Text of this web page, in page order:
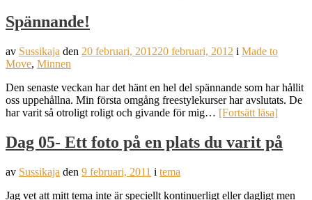
Spännande!
av Sussikaja den 20 februari, 201220 februari, 2012 i Made to
Move, Minnen
Den senaste veckan har det hänt en hel del spännande som har hållit
oss uppehållna. Min första omgång freestylekurser har avslutats. De
har varit så otroligt roligt och givande för mig… [Fortsätt läsa]
Dag 05- Ett foto på en plats du varit på
av Sussikaja den 9 februari, 2011 i tema
Jag vet att mitt tema inte är speciellt kontinuerligt eller dagligt men